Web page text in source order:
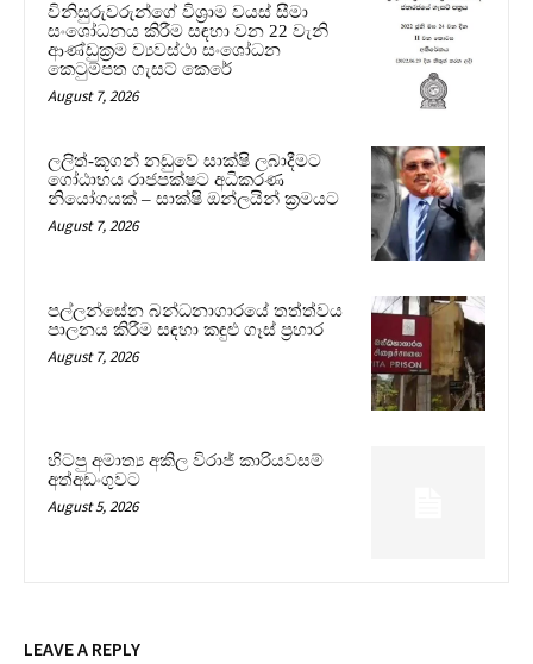
විනිසුරුවරුන්ගේ විශ්‍රාම වයස් සීමා
සංශෝධනය කිරීම සඳහා වන 22 වැනි
ආණ්ඩුක්‍රම ව්‍යවස්ථා සංශෝධන
කෙටුම්පත ගැසට් කෙරේ
August 7, 2026
ලලිත්-කූගන් නඩුවේ සාක්ෂි ලබාදීමට
ගෝඨාභය රාජපක්ෂට අධිකරණ
නියෝගයක් – සාක්ෂි ඔන්ලයින් ක්‍රමයට
August 7, 2026
පල්ලන්සේන බන්ධනාගාරයේ තත්ත්වය
පාලනය කිරීම සඳහා කඳුළු ගෑස් ප්‍රහාර
August 7, 2026
හිටපු අමාත්‍ය අකිල විරාජ් කාරියවසම්
අත්අඩංගුවට
August 5, 2026
LEAVE A REPLY